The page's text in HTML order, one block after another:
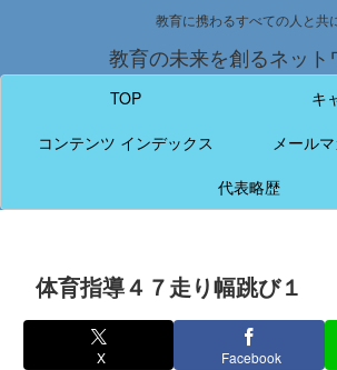
教育に携わるすべての人と共
教育の未来を創るネット
TOP
キ
コンテンツ インデックス
メール
代表略歴
体育指導４７走り幅跳び１
X Facebook